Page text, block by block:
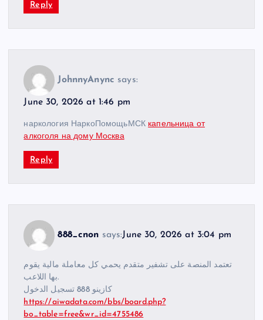
Reply
JohnnyAnync says:
June 30, 2026 at 1:46 pm
наркология НаркоПомощьМСК капельница от
алкоголя на дому Москва
Reply
888_cnon says:June 30, 2026 at 3:04 pm
تعتمد المنصة على تشفير متقدم يحمي كل معاملة مالية يقوم
بها اللاعب.
كازينو 888 تسجيل الدخول
https://aiwadata.com/bbs/board.php?
bo_table=free&wr_id=4755486